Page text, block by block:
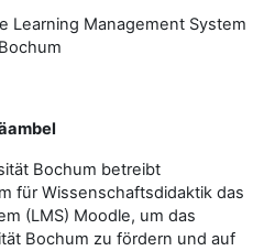
Learning Management System
Bochum betreibt
für Wissenschaftsdidaktik das
(LMS) Moodle, um das
Bochum zu fördern und auf